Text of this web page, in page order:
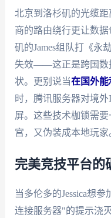
北京到洛杉矶的光缆
商的路由绕行更让数
矶的James组队打《永
失效——这正是跨国数
状。更别说当在国外能
时，腾讯服务器对境
屏。这些技术枷锁需
宫，又伪装成本地玩家
完美竞技平台的
当多伦多的Jessica想
连接服务器"的提示浇